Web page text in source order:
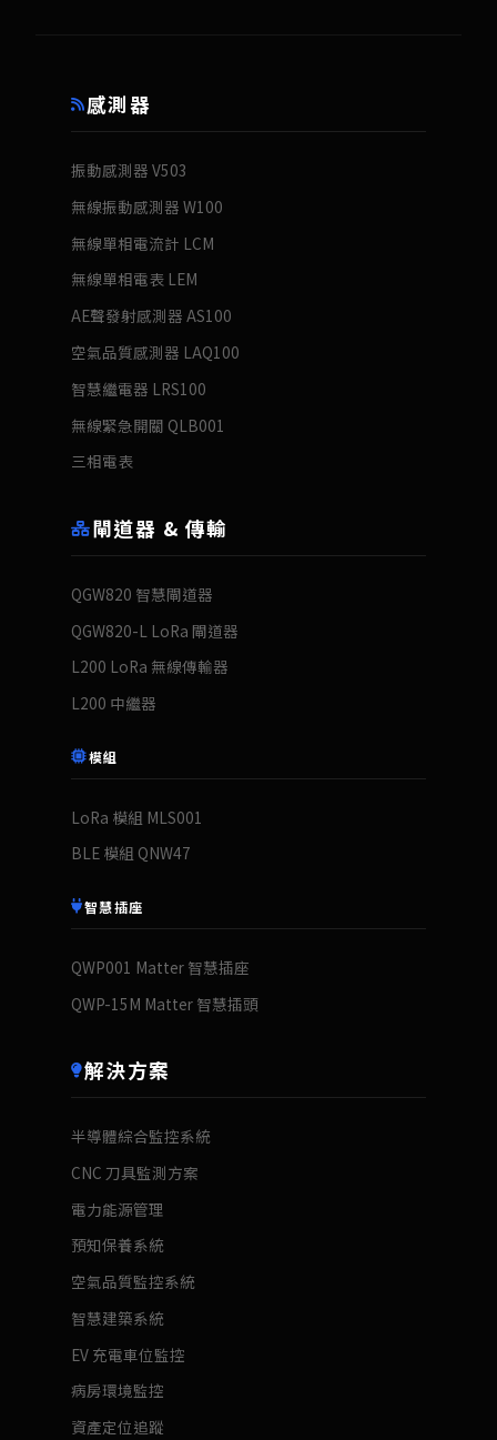
感測器
振動感測器 V503
無線振動感測器 W100
無線單相電流計 LCM
無線單相電表 LEM
AE聲發射感測器 AS100
空氣品質感測器 LAQ100
智慧繼電器 LRS100
無線緊急開關 QLB001
三相電表
閘道器 & 傳輸
QGW820 智慧閘道器
QGW820-L LoRa 閘道器
L200 LoRa 無線傳輸器
L200 中繼器
模組
LoRa 模組 MLS001
BLE 模組 QNW47
智慧插座
QWP001 Matter 智慧插座
QWP-15M Matter 智慧插頭
解決方案
半導體綜合監控系統
CNC 刀具監測方案
電力能源管理
預知保養系統
空氣品質監控系統
智慧建築系統
EV 充電車位監控
病房環境監控
資產定位追蹤